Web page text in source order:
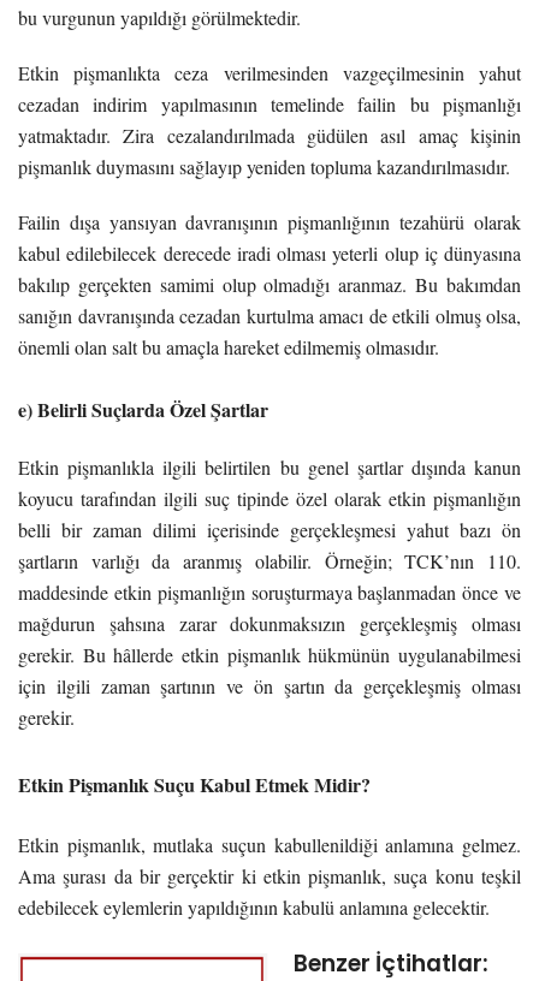
bu vurgunun yapıldığı görülmektedir.
Etkin pişmanlıkta ceza verilmesinden vazgeçilmesinin yahut
cezadan indirim yapılmasının temelinde failin bu pişmanlığı
yatmaktadır. Zira cezalandırılmada güdülen asıl amaç kişinin
pişmanlık duymasını sağlayıp yeniden topluma kazandırılmasıdır.
Failin dışa yansıyan davranışının pişmanlığının tezahürü olarak
kabul edilebilecek derecede iradi olması yeterli olup iç dünyasına
bakılıp gerçekten samimi olup olmadığı aranmaz. Bu bakımdan
sanığın davranışında cezadan kurtulma amacı de etkili olmuş olsa,
önemli olan salt bu amaçla hareket edilmemiş olmasıdır.
e) Belirli Suçlarda Özel Şartlar
Etkin pişmanlıkla ilgili belirtilen bu genel şartlar dışında kanun
koyucu tarafından ilgili suç tipinde özel olarak etkin pişmanlığın
belli bir zaman dilimi içerisinde gerçekleşmesi yahut bazı ön
şartların varlığı da aranmış olabilir. Örneğin; TCK’nın 110.
maddesinde etkin pişmanlığın soruşturmaya başlanmadan önce ve
mağdurun şahsına zarar dokunmaksızın gerçekleşmiş olması
gerekir. Bu hâllerde etkin pişmanlık hükmünün uygulanabilmesi
için ilgili zaman şartının ve ön şartın da gerçekleşmiş olması
gerekir.
Etkin Pişmanlık Suçu Kabul Etmek Midir?
Etkin pişmanlık, mutlaka suçun kabullenildiği anlamına gelmez.
Ama şurası da bir gerçektir ki etkin pişmanlık, suça konu teşkil
edebilecek eylemlerin yapıldığının kabulü anlamına gelecektir.
Benzer İçtihatlar: